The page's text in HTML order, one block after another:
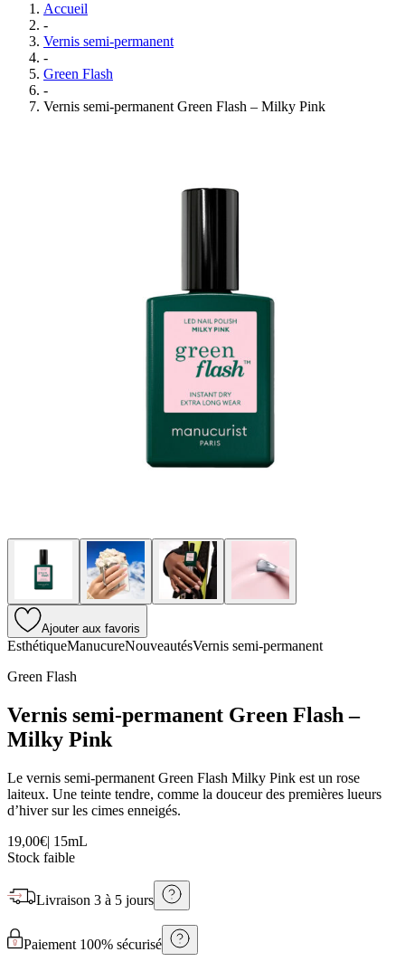
Accueil
-
Vernis semi-permanent
-
Green Flash
-
Vernis semi-permanent Green Flash – Milky Pink
Ajouter aux favoris
EsthétiqueManucureNouveautésVernis semi-permanent
Green Flash
Vernis semi-permanent Green Flash –
Milky Pink
Le vernis semi-permanent Green Flash Milky Pink est un rose
laiteux. Une teinte tendre, comme la douceur des premières lueurs
d’hiver sur les cimes enneigés.
19,00€| 15mL
Stock faible
Livraison 3 à 5 jours
Paiement 100% sécurisé